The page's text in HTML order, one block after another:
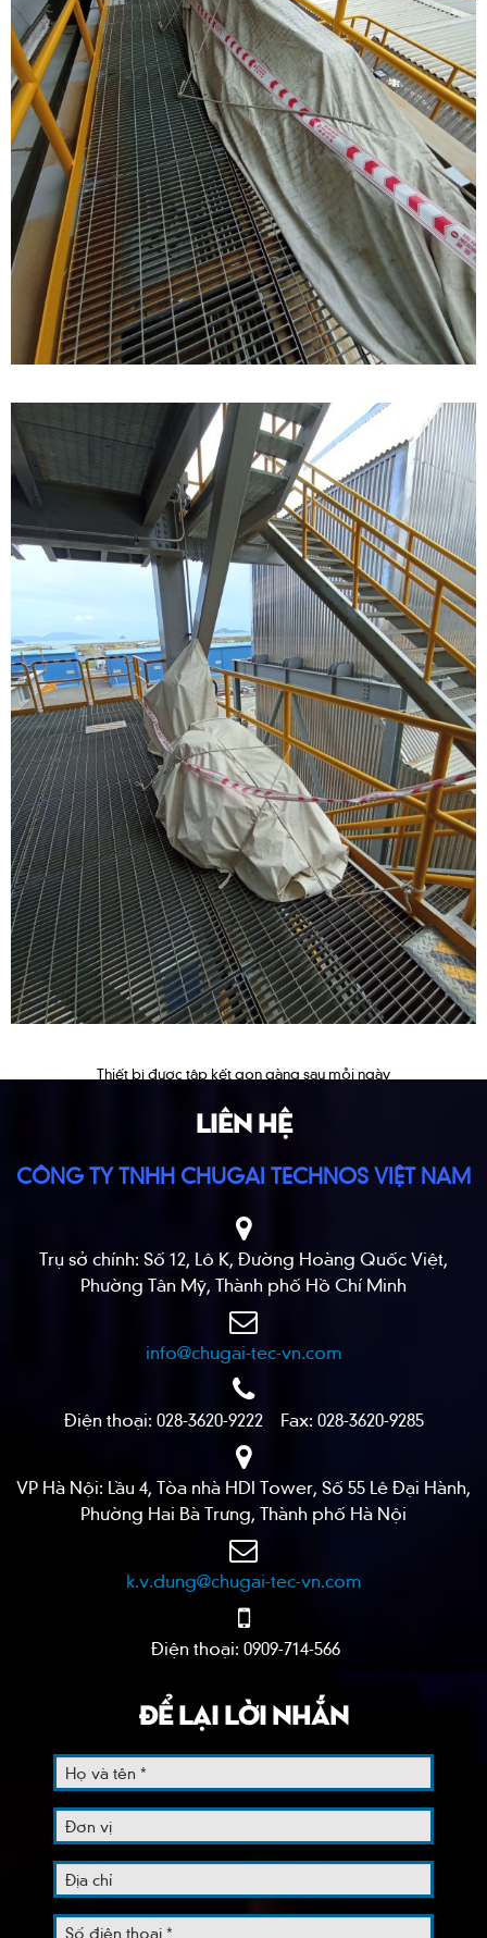
Thiết bị được tập kết gọn gàng sau mỗi ngày
LIÊN HỆ
CÔNG TY TNHH CHUGAI TECHNOS VIỆT NAM
Trụ sở chính: Số 12, Lô K, Đường Hoàng Quốc Việt,
Phường Tân Mỹ, Thành phố Hồ Chí Minh
info@chugai-tec-vn.com
Điện thoại: 028-3620-9222 Fax: 028-3620-9285
VP Hà Nội: Lầu 4, Tòa nhà HDI Tower, Số 55 Lê Đại Hành,
Phường Hai Bà Trưng, Thành phố Hà Nội
k.v.dung@chugai-tec-vn.com
Điện thoại: 0909-714-566
ĐỂ LẠI LỜI NHẮN